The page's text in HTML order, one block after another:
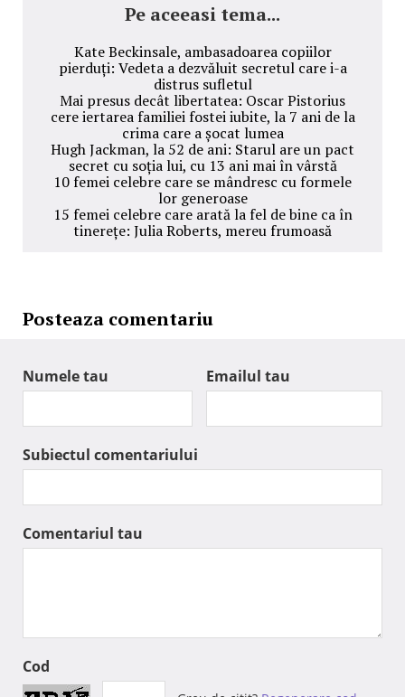
Pe aceeasi tema...
Kate Beckinsale, ambasadoarea copiilor
pierduți: Vedeta a dezvăluit secretul care i-a
distrus sufletul
Mai presus decât libertatea: Oscar Pistorius
cere iertarea familiei fostei iubite, la 7 ani de la
crima care a șocat lumea
Hugh Jackman, la 52 de ani: Starul are un pact
secret cu soția lui, cu 13 ani mai în vârstă
10 femei celebre care se mândresc cu formele
lor generoase
15 femei celebre care arată la fel de bine ca în
tinerețe: Julia Roberts, mereu frumoasă
Posteaza comentariu
Numele tau Emailul tau
Subiectul comentariului
Comentariul tau
Cod